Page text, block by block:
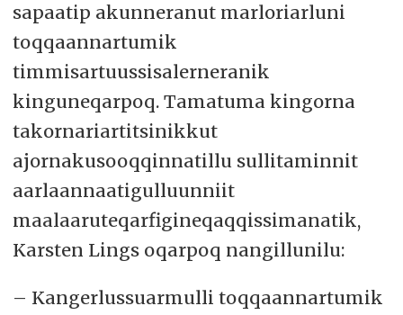
sapaatip akunneranut marloriarluni
toqqaannartumik
timmisartuussisalerneranik
kinguneqarpoq. Tamatuma kingorna
takornariartitsinikkut
ajornakusooqqinnatillu sullitaminnit
aarlaannaatigulluunniit
maalaaruteqarfigineqaqqissimanatik,
Karsten Lings oqarpoq nangillunilu:
– Kangerlussuarmulli toqqaannartumik